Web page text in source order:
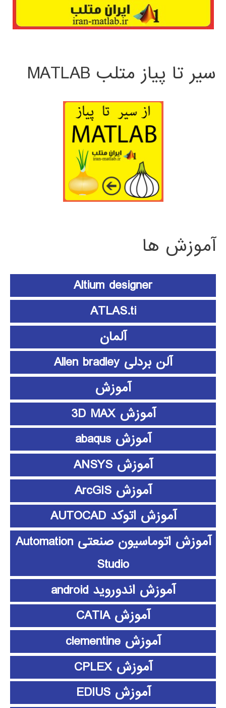
سیر تا پیاز متلب MATLAB
آموزش ها
Altium designer
ATLAS.ti
آلمان
آلن بردلی Allen bradley
آموزش
آموزش 3D MAX
آموزش abaqus
آموزش ANSYS
آموزش ArcGIS
آموزش اتوکد AUTOCAD
آموزش اتوماسیون صنعتی Automation
Studio
آموزش اندوروید android
آموزش CATIA
آموزش clementine
آموزش CPLEX
آموزش EDIUS